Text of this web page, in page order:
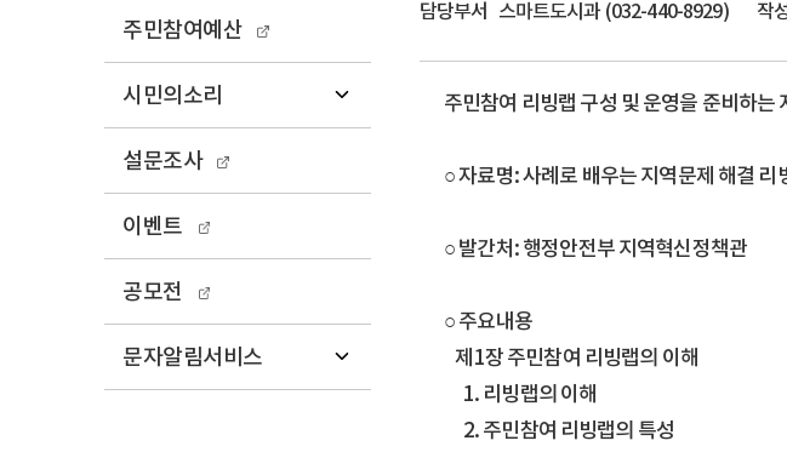
주민참여예산
시민의소리
설문조사
이벤트
공모전
문자알림서비스
담당부서 스마트도시과 (032-440-8929) 작
주민참여 리빙랩 구성 및 운영을 준비하
○ 자료명: 사례로 배우는 지역문제 해결 리
○ 발간처: 행정안전부 지역혁신정책관
○ 주요내용
제1장 주민참여 리빙랩의 이해
1. 리빙랩의 이해
2. 주민참여 리빙랩의 특성